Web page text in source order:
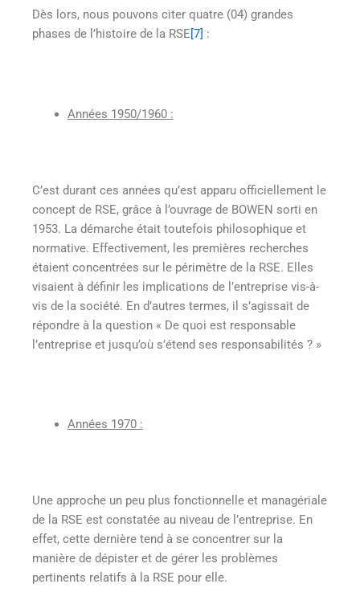
Dès lors, nous pouvons citer quatre (04) grandes
phases de l’histoire de la RSE [7] :
Années 1950/1960 :
C’est durant ces années qu’est apparu officiellement le
concept de RSE, grâce à l’ouvrage de BOWEN sorti en
1953. La démarche était toutefois philosophique et
normative. Effectivement, les premières recherches
étaient concentrées sur le périmètre de la RSE. Elles
visaient à définir les implications de l’entreprise vis-à-
vis de la société. En d’autres termes, il s’agissait de
répondre à la question « De quoi est responsable
l’entreprise et jusqu’où s’étend ses responsabilités ? »
Années 1970 :
Une approche un peu plus fonctionnelle et managériale
de la RSE est constatée au niveau de l’entreprise. En
effet, cette dernière tend à se concentrer sur la
manière de dépister et de gérer les problèmes
pertinents relatifs à la RSE pour elle.